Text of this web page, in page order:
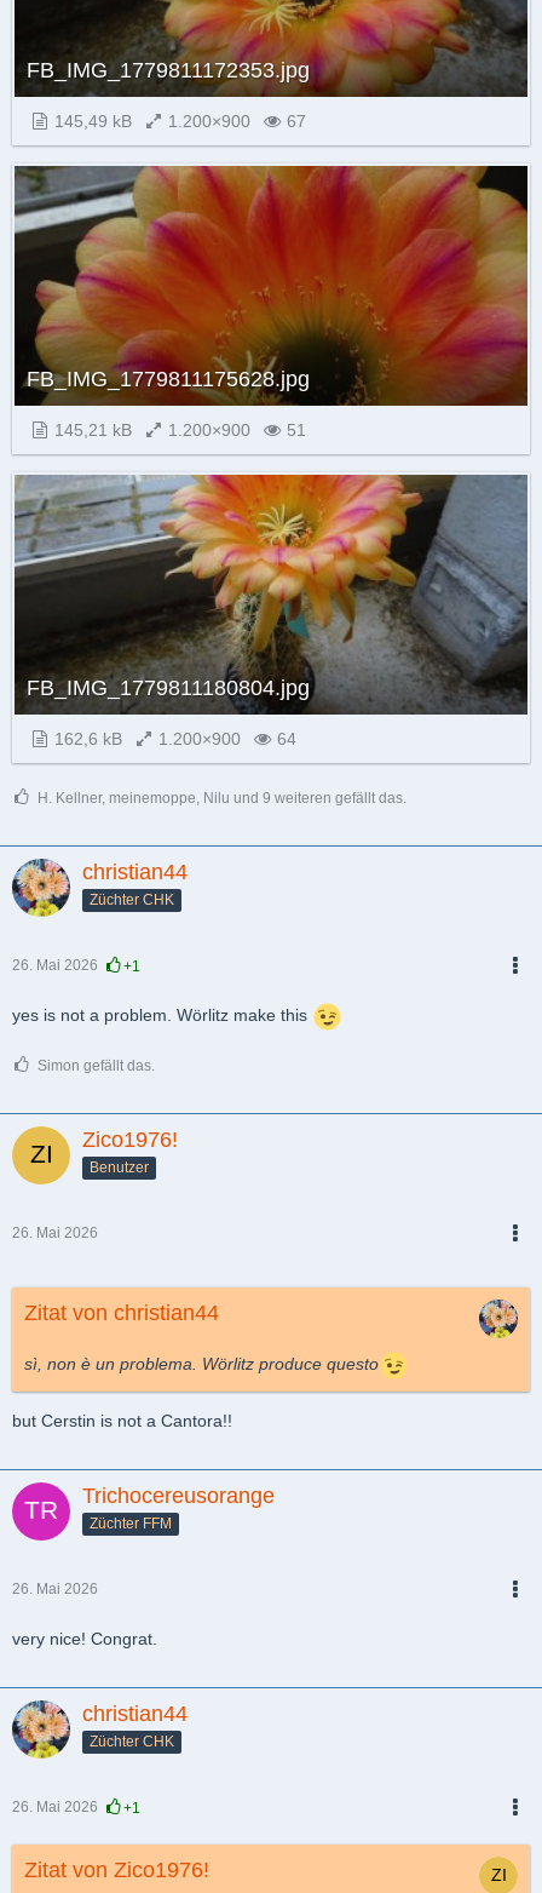
FB_IMG_1779811172353.jpg
145,49 kB 1.200×900 67
FB_IMG_1779811175628.jpg
145,21 kB 1.200×900 51
FB_IMG_1779811180804.jpg
162,6 kB 1.200×900 64
H. Kellner, meinemoppe, Nilu und 9 weiteren gefällt das.
christian44
Züchter CHK
26. Mai 2026 +1
yes is not a problem. Wörlitz make this
Simon gefällt das.
Zico1976!
Benutzer
26. Mai 2026
Zitat von christian44
sì, non è un problema. Wörlitz produce questo
but Cerstin is not a Cantora!!
Trichocereusorange
Züchter FFM
26. Mai 2026
very nice! Congrat.
christian44
Züchter CHK
26. Mai 2026 +1
Zitat von Zico1976!